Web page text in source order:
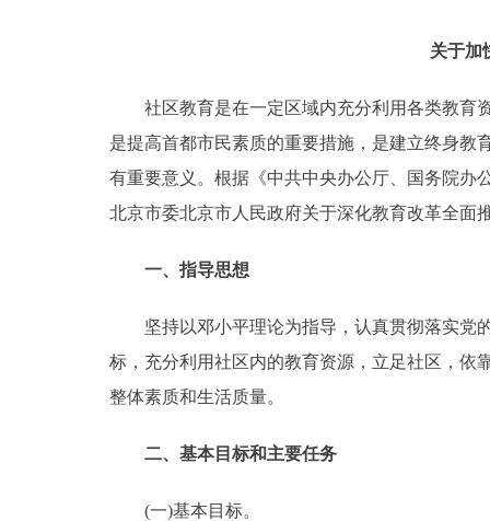
中介服务
政民互动
走进北京
关于加
社区教育是在一定区域内充分利用各类教育资
是提高首都市民素质的重要措施，是建立终身教
有重要意义。根据《中共中央办公厅、国务院办
北京市委北京市人民政府关于深化教育改革全面
一、指导思想
坚持以邓小平理论为指导，认真贯彻落实党的
标，充分利用社区内的教育资源，立足社区，依
整体素质和生活质量。
二、基本目标和主要任务
(一)基本目标。